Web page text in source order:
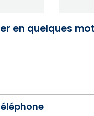
en quelques